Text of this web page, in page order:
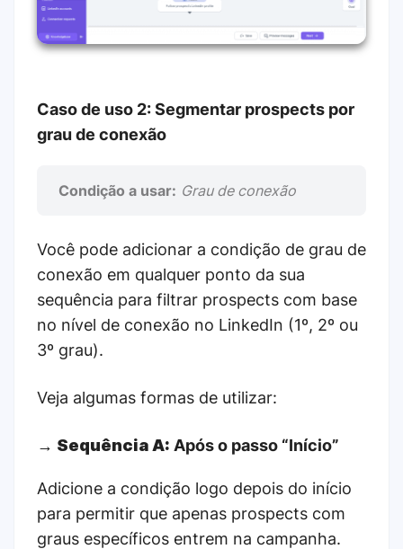
Caso de uso 2: Segmentar prospects por
grau de conexão
Condição a usar: Grau de conexão
Você pode adicionar a condição de grau de
conexão em qualquer ponto da sua
sequência para filtrar prospects com base
no nível de conexão no LinkedIn (1º, 2º ou
3º grau).
Veja algumas formas de utilizar:
→ Sequência A: Após o passo “Início”
Adicione a condição logo depois do início
para permitir que apenas prospects com
graus específicos entrem na campanha.